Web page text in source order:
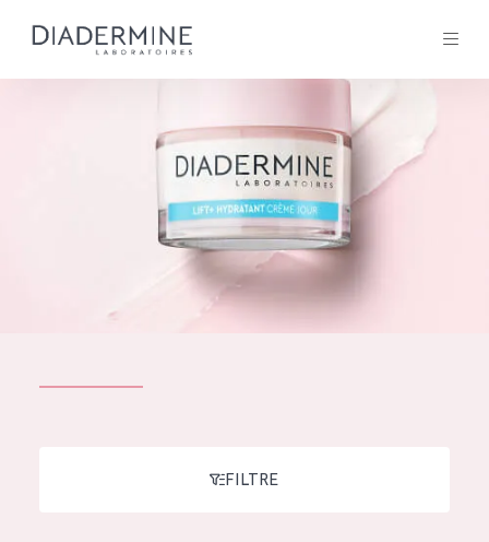
SOLUTIONS POUR LA PEAU
TOUS LES PRODUIT
Tous les Produit
Conseils Beauté
FILTRE